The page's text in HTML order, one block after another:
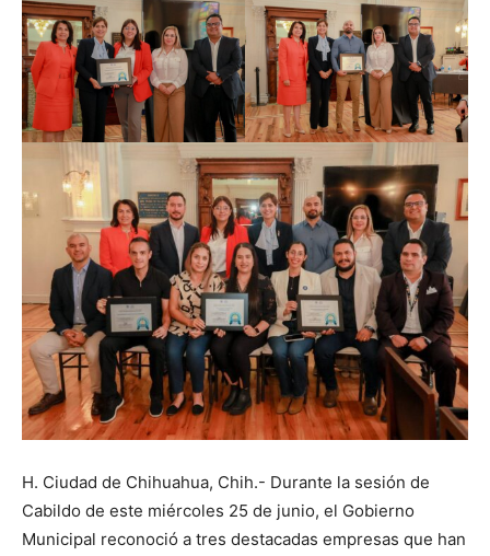
H. Ciudad de Chihuahua, Chih.- Durante la sesión de
Cabildo de este miércoles 25 de junio, el Gobierno
Municipal reconoció a tres destacadas empresas que han